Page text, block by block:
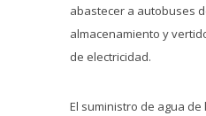
abastecer a autobuses
almacenamiento y
de electricidad.
El suministro de agua